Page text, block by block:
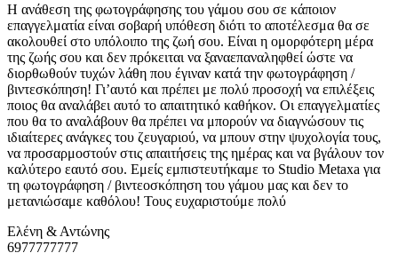
Η ανάθεση της φωτογράφησης του γάμου σου σε κάποιον
επαγγελματία είναι σοβαρή υπόθεση διότι το αποτέλεσμα θα σε
ακολουθεί στο υπόλοιπο της ζωή σου. Είναι η ομορφότερη μέρα
της ζωής σου και δεν πρόκειται να ξαναεπαναληφθεί ώστε να
διορθωθούν τυχών λάθη που έγιναν κατά την φωτογράφηση /
βιντεσκόπηση! Γι’αυτό και πρέπει με πολύ προσοχή να επιλέξεις
ποιος θα αναλάβει αυτό το απαιτητικό καθήκον. Οι επαγγελματίες
που θα το αναλάβουν θα πρέπει να μπορούν να διαγνώσουν τις
ιδιαίτερες ανάγκες του ζευγαριού, να μπουν στην ψυχολογία τους,
να προσαρμοστούν στις απαιτήσεις της ημέρας και να βγάλουν τον
καλύτερο εαυτό σου. Εμείς εμπιστευτήκαμε το Studio Metaxa για
τη φωτογράφηση / βιντεοσκόπηση του γάμου μας και δεν το
μετανιώσαμε καθόλου! Τους ευχαριστούμε πολύ
Ελένη & Αντώνης
6977777777